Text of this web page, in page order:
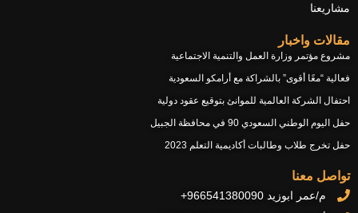
مشاريعنا
مقالات واخبار
مشروع مؤتمر وزارة العمل والتنمية الاجتماعية
فعالية “معًا أقوى” بالشراكة مع أرامكو السعودية
احتفال الشركة العالمية للموانئ بتوقيع عقود دولية
حفل اليوم الوطني السعودي 90 في محافظة الجبيل
حفل تخرج طلاب وطالبات أكاديمية التعلم 2023
تواصل معنا
م/عمر ابوزيد 966541380090+